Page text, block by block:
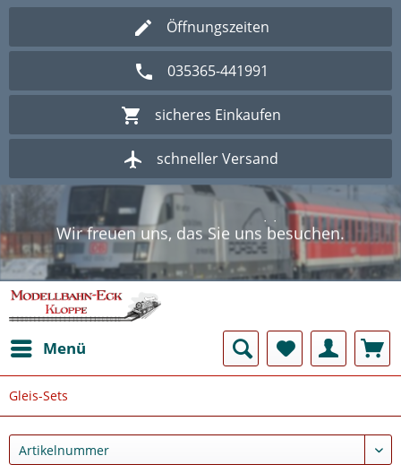
Öffnungszeiten
035365-441991
sicheres Einkaufen
schneller Versand
Wir freuen uns, das Sie uns besuchen.
Herzlich Willkommen im Onlineshop
Modellbahn - Eck Kloppe.
Wir freuen uns, das Sie uns besuchen.
Herzlich Willkommen im Onlineshop
Modellbahn - Eck Kloppe.
Menü
Gleis-Sets